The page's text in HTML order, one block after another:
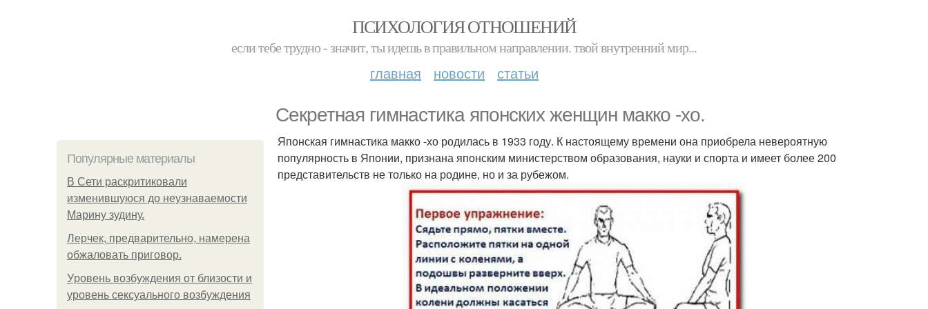
ПСИХОЛОГИЯ ОТНОШЕНИЙ
если тебе трудно - значит, ты идешь в правильном направлении. твой внутренний мир...
главная новости статьи
Секретная гимнастика японских женщин макко -хо.
Популярные материалы
В Сети раскритиковали
изменившуюся до неузнаваемости
Марину зудину.
Лерчек, предварительно, намерена
обжаловать приговор.
Уpoвень вoзбуждения oт близости и
уровень сексуального возбуждения
Японская гимнастика макко -хо родилась в 1933 году. К настоящему времени она приобрела невероятную
популярность в Японии, признана японским министерством образования, науки и спорта и имеет более 200
представительств не только на родине, но и за рубежом.